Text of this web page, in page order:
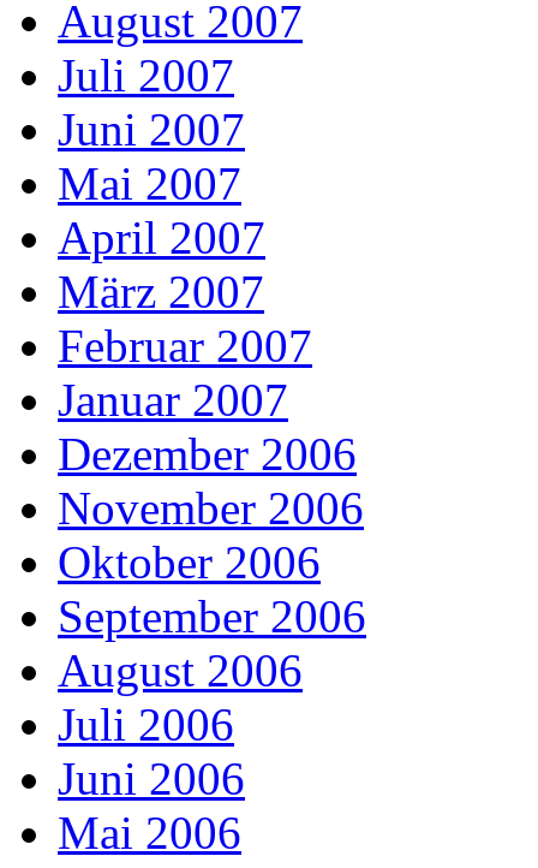
August 2007
Juli 2007
Juni 2007
Mai 2007
April 2007
März 2007
Februar 2007
Januar 2007
Dezember 2006
November 2006
Oktober 2006
September 2006
August 2006
Juli 2006
Juni 2006
Mai 2006